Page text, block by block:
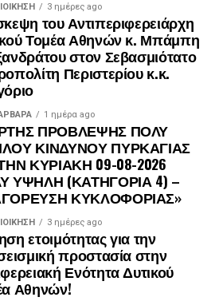
ΠΡΩΗΝ ΔΗΜΟΤΙΚΟΣ
ΠΡΩΗΝ ΔΗΜΟΤΙΚΟΣ
ΠΡΩΗΝ ΔΗΜΟΤΙΚΟΣ
ΠΡΩΗΝ ΔΗΜΟΤΙΚΟΣ
ΔΗΜΟΤΙΚΟΣ
3 ημέρες ago
του Αντιπεριφερειάρχη
Τομέα Αθηνών κ. Μπάμπη
στον Σεβασμιότατο
Περιστερίου κ.κ.
1 ημέρα ago
ΠΡΟΒΛΕΨΗΣ ΠΟΛΥ
ΚΙΝΔΥΝΟΥ ΠΥΡΚΑΓΙΑΣ
ΚΥΡΙΑΚΗ 09-08-2026
ΥΨΗΛΗ (ΚΑΤΗΓΟΡΙΑ 4) –
ΚΥΚΛΟΦΟΡΙΑΣ»
3 ημέρες ago
ετοιμότητας για την
προστασία στην
Ενότητα Δυτικού
Αθηνών!